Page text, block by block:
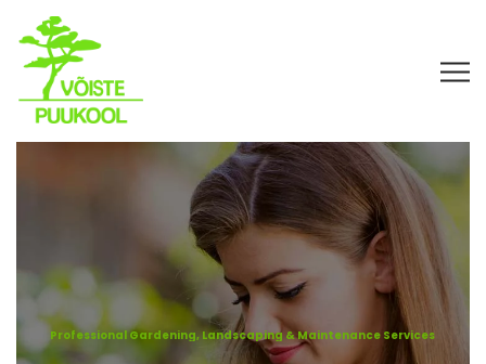
Professional Gardening, Landscaping & Maintenance Services